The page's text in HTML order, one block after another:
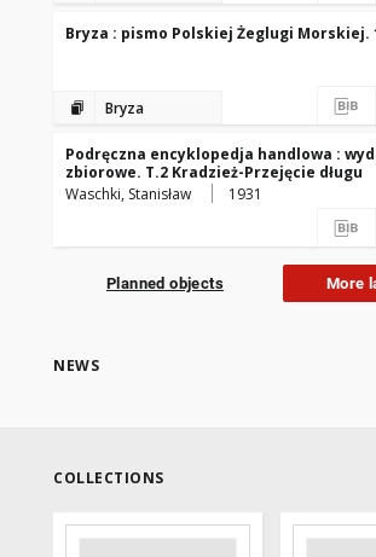
Bryza : pismo Polskiej Żeglugi Morskiej.
Bryza
Podręczna encyklopedja handlowa :
zbiorowe. T.2 Kradzież-Przejęcie długu
Waschki, Stanisław
1931
Planned objects More
NEWS
COLLECTIONS